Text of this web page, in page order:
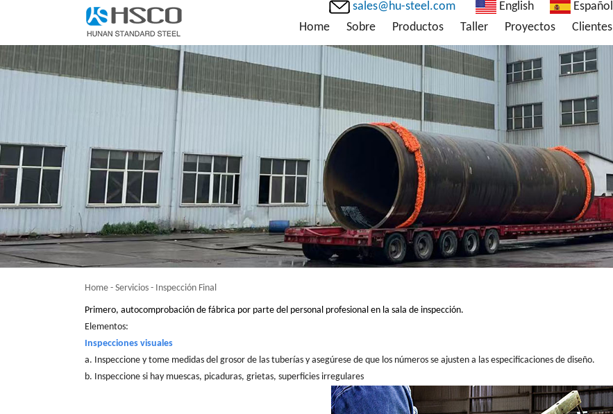
sales@hu-steel.com English Español
Home
Sobre Productos Taller Proyectos Clientes
Home - Servicios - Inspección Final
Primero, autocomprobación de fábrica por parte del personal profesional en la sala de inspección.
Elementos:
Inspecciones visuales
a. Inspeccione y tome medidas del grosor de las tuberías y asegúrese de que los números se ajusten a las especificaciones de diseño.
b. Inspeccione si hay muescas, picaduras, grietas, superficies irregulares